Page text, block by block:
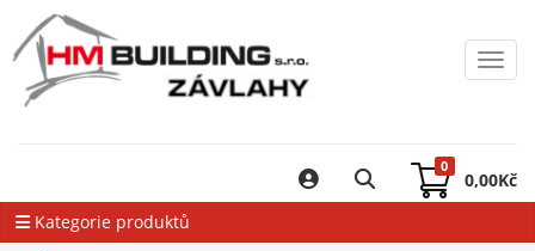
0
0,00Kč
Kategorie produktů